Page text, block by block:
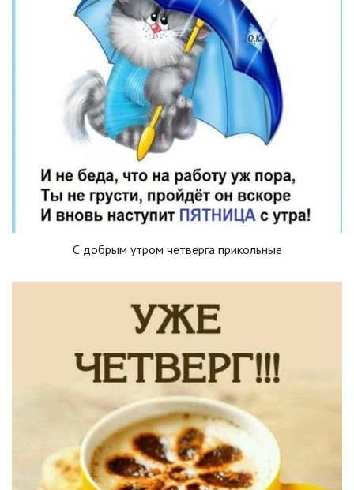
С добрым утром четверга прикольные